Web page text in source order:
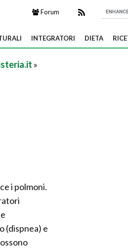
Forum
INTEGRATORI DIETA
»
i polmoni.
(dispnea) e